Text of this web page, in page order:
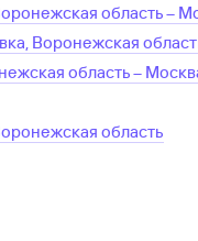
область–
Воронежская
область–
область